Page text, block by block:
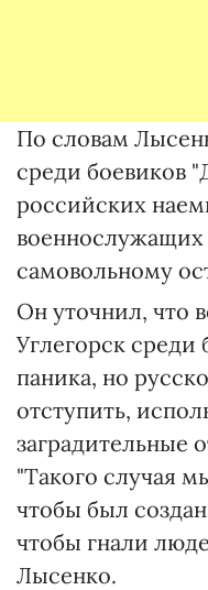
По словам
среди боевиков
российских
самовольному
Он уточнил, что
Углегорск среди
паника, но
отступить,
заградительные
"Такого случая
чтобы был
чтобы гнали
Лысенко.